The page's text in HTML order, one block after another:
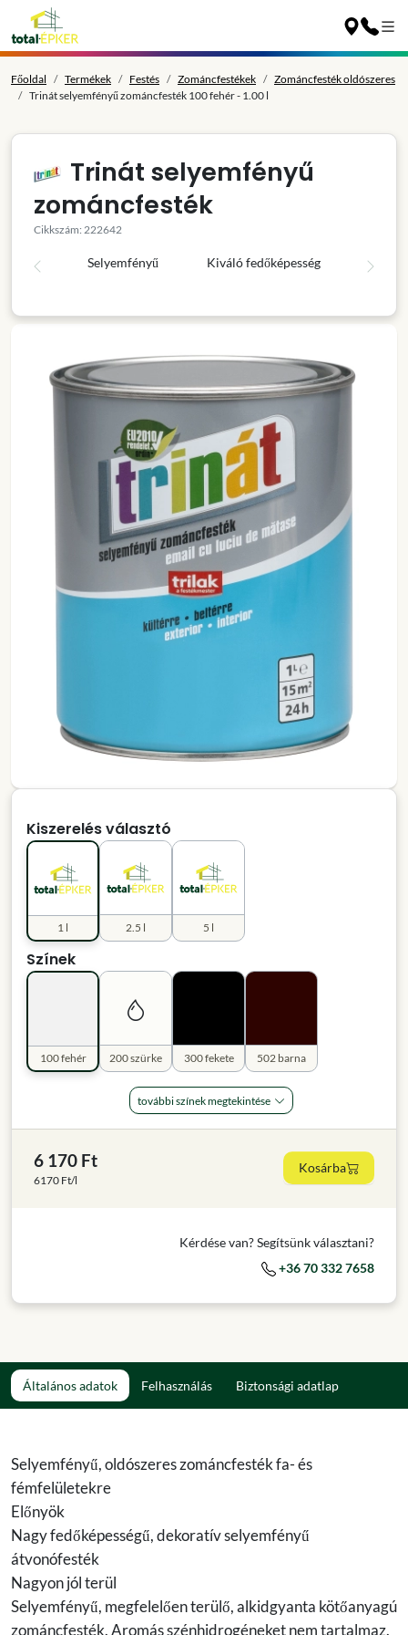
Főoldal Termékek Festés Zománcfestékek
Zománcfesték oldószeres
Trinát selyemfényű zománcfesték 100 fehér - 1.00 l
Trinát selyemfényű
zománcfesték
Cikkszám: 222642
Selyemfényű Kiváló fedőképesség
Kiszerelés választó
1 l 2.5 l 5 l
Színek
100 fehér 200 szürke 300 fekete 502 barna
további színek megtekintése
6 170 Ft
6170 Ft/l
Kosárba
Kérdése van? Segítsünk választani?
+36 70 332 7658
Általános adatok Felhasználás Biztonsági adatlap
Selyemfényű, oldószeres zománcfesték fa- és
fémfelületekre
Előnyök
Nagy fedőképességű, dekoratív selyemfényű
átvonófesték
Nagyon jól terül
Selyemfényű, megfelelően terülő, alkidgyanta kötőanyagú
zománcfesték. Aromás szénhidrogéneket nem tartalmaz.